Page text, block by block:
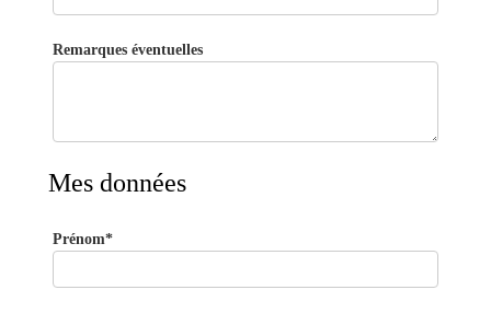
Remarques éventuelles
Mes données
Prénom*